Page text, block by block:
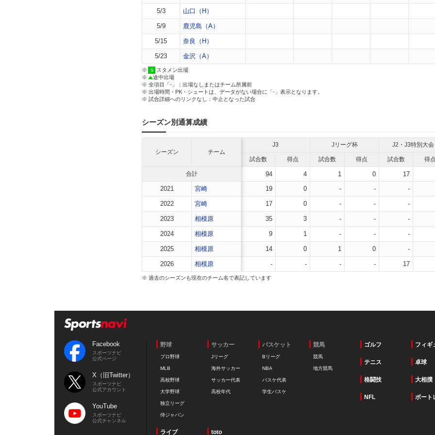
5/3 山口（H）
5/9 鹿児島（A）
5/15 奈良（H）
5/23 金沢（A）
※
スタメン出場
※
途中出場
※ 全項目「-」：出場なしまたはチーム所属前
※ 出場時間・PK・シュートは、データがない場合に「-」表示となります。
※ 試合詳細へのリンクなし：中止となった試合
シーズン別通算成績
シーズン チーム
J3 Jリーグ杯 J2・J3特別大会
試合数 得点 試合数 得点 試合数 得点
合計 94 4 1 0 17
2021
宮崎 19 0 - - -
2022 宮崎 17 0 - - -
2023 相模原 35 3 - - -
2024 相模原 9 1 - - -
2025 相模原 14 0 1 0 -
2026 相模原 - - - - 17
※ 過去のシーズンも現在のチーム名で表記しています
Facebook
スポーツナビ
公式ページ
X（旧Twitter）
スポーツナビ
公式アカウント
YouTube
スポーツナビ
公式チャンネル
野球
プロ野球
MLB
高校野球
大学野球
独立リーグ
侍ジャパン
サッカー
Jリーグ
海外サッカー
サッカー代表
高校年代
バスケット
Bリーグ
NBA
バスケ代表
学生バスケ
競馬
競馬
地方競馬
ゴルフ フィギ
テニス 卓球
格闘技 大相撲
NFL ボート
ライブ toto